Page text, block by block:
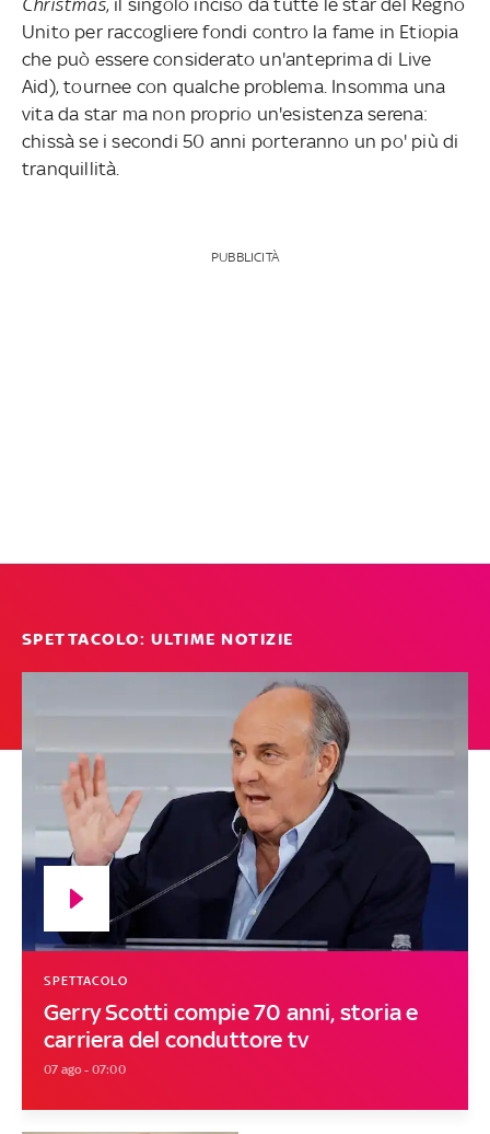
Unito per raccogliere fondi contro la fame in Etiopia
che può essere considerato un'anteprima di Live
Aid), tournee con qualche problema. Insomma una
vita da star ma non proprio un'esistenza serena:
chissà se i secondi 50 anni porteranno un po' più di
tranquillità.
PUBBLICITÀ
SPETTACOLO: ULTIME NOTIZIE
Gerry Scotti compie 70 anni, storia e
carriera del conduttore tv
SPETTACOLO
07 ago - 07:00